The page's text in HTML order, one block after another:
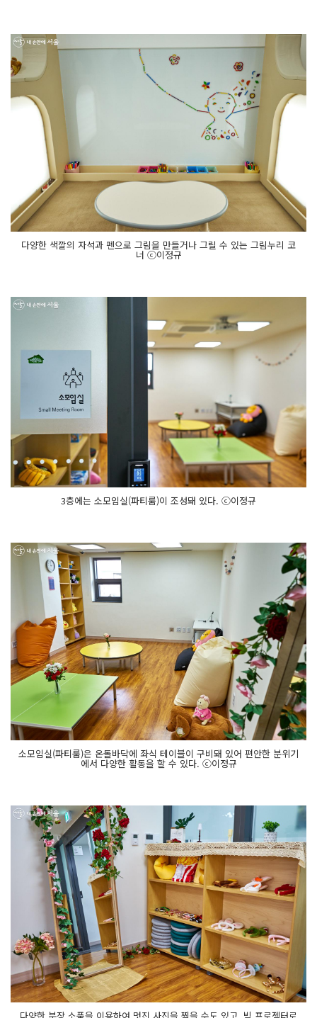
다양한 색깔의 자석과 펜으로 그림을 만들거나 그릴 수 있는 그림누리 코
너 ⓒ이정규
3층에는 소모임실(파티룸)이 조성돼 있다. ⓒ이정규
소모임실(파티룸)은 온돌바닥에 좌식 테이블이 구비돼 있어 편안한 분위기
에서 다양한 활동을 할 수 있다. ⓒ이정규